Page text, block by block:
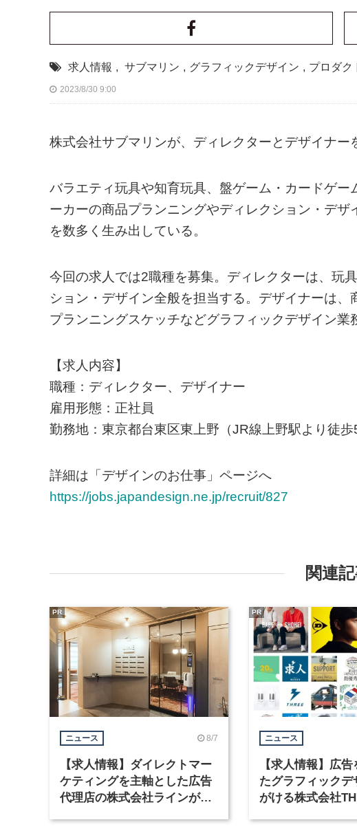
求人情報 , サブマリン , グラフィックデザイン , プロダク
2023/8/30 9:00
株式会社サブマリンが、ディレクターとデザイナー
バラエティ玩具や知育玩具、盤ゲーム・カードゲ
ーカーの商品プランニングやディレクション・デ
を数多く生み出している。
今回の求人では2職種を募集。ディレクターは、玩
ション・デザイン全般を担当する。デザイナーは
プランニングスケッチなどグラフィックデザイン業
【求人内容】
職種：ディレクター、デザイナー
雇用形態：正社員
勤務地：東京都台東区東上野（JR線上野駅より徒歩
詳細は「デザインのお仕事」ページへ
https://jobs.japandesign.ne.jp/recruit/827
関連
ニュース 8/7
【求人情報】ダイレクトマー
ケティングを主軸とした広告
代理店の株式会社ラインが、
PR
ニュース
【求人情報】広
たグラフィックデ
がける株式会社
PR